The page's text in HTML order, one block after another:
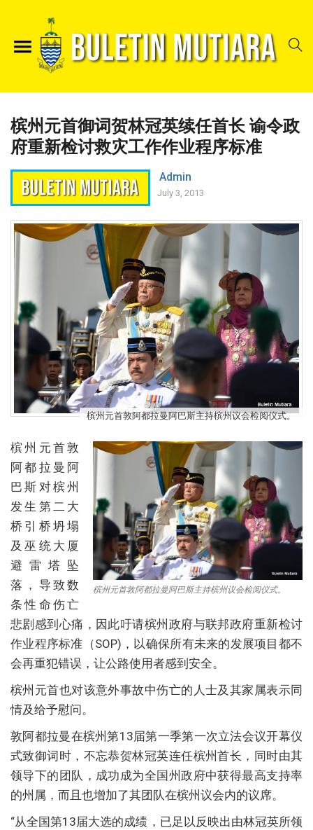
槟州元首御词贺林冠英续任首长 谕令政
府重新检讨救灾工作作业程序标准
Admin
July 3, 2013
槟州元首敦阿都拉曼阿巴斯主持槟州议会检阅仪式。
槟州元首敦阿都拉曼阿巴斯主持槟州议会检阅仪式。
槟州元首敦
阿都拉曼阿
巴斯对槟州
发生第二大
桥引桥坍塌
及巫统大厦
避雷塔坠
落，导致数
条性命伤亡
悲剧感到心痛，因此吁请槟州政府与联邦政府重新检讨
作业程序标准（SOP)，以确保所有未来的发展项目都不
会再重犯错误，让公路使用者感到安全。
槟州元首也对该意外事故中伤亡的人士及其家属表示同
情及给予慰问。
敦阿都拉曼在槟州第13届第一季第一次立法会议开幕仪
式致御词时，不忘恭贺林冠英连任槟州首长，同时由其
领导下的团队，成功成为全国州政府中获得最高支持率
的州属，而且也增加了其团队在槟州议会内的议席。
“从全国第13届大选的成绩，已足以反映出由林冠英所领